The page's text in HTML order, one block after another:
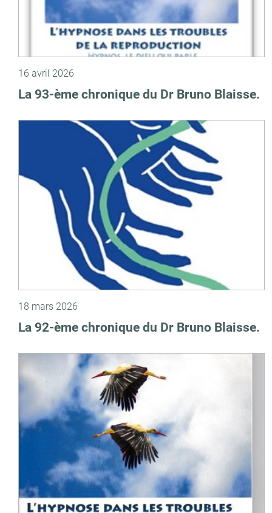
16 avril 2026
La 93-ème chronique du Dr Bruno Blaisse.
18 mars 2026
La 92-ème chronique du Dr Bruno Blaisse.